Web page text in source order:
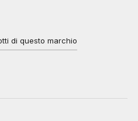
di questo marchio